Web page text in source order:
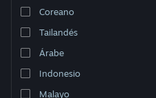
Descargar Steam Mobile
Ver versión clásica
Coreano
Tailandés
Árabe
Indonesio
Malayo